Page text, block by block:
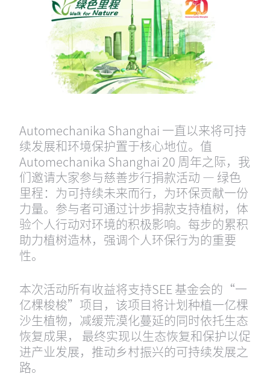
Automechanika Shanghai 一直以来将可持
续发展和环境保护置于核心地位。值
Automechanika Shanghai 20 周年之际，我
们邀请大家参与慈善步行捐款活动 — 绿色
里程：为可持续未来而行，为环保贡献一份
力量。参与者可通过计步捐款支持植树，体
验个人行动对环境的积极影响。每步的累积
助力植树造林，强调个人环保行为的重要
性。
本次活动所有收益将支持SEE 基金会的“一
亿棵梭梭”项目，该项目将计划种植一亿棵
沙生植物，减缓荒漠化蔓延的同时依托生态
恢复成果， 最终实现以生态恢复和保护以促
进产业发展，推动乡村振兴的可持续发展之
路。